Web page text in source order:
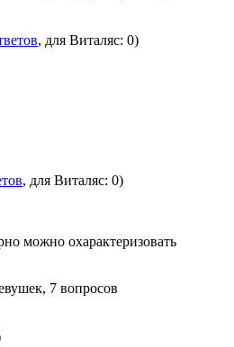
, для Виталяс: 0)
, для Виталяс: 0)
можно охарактеризовать
7 вопросов